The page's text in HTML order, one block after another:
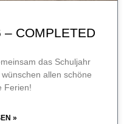
COMPLETED
das Schuljahr
allen schöne
Ferien!
»